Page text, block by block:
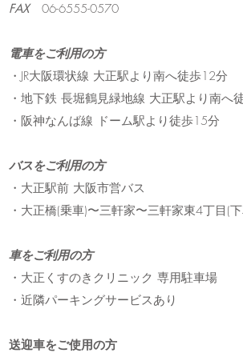
FAX06-6555-0570
電車をご利用の方
・JR大阪環状線 大正駅より南へ徒歩12分
・地下鉄 長堀鶴見緑地線 大正駅より南へ
・阪神なんば線 ドーム駅より徒歩15分
バスをご利用の方
・大正駅前 大阪市営バス
・大正橋(乗車)〜三軒家〜三軒家東4丁目(下
車をご利用の方
・大正くすのきクリニック 専用駐車場
・近隣パーキングサービスあり
送迎車をご使用の方